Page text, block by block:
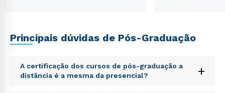
Principais dúvidas de Pós-Graduação
A certificação dos cursos de pós-graduação a
distância é a mesma da presencial?
+